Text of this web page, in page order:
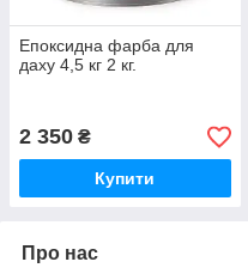
Епоксидна фарба для
даху 4,5 кг 2 кг.
2 350 ₴
Купити
Про нас